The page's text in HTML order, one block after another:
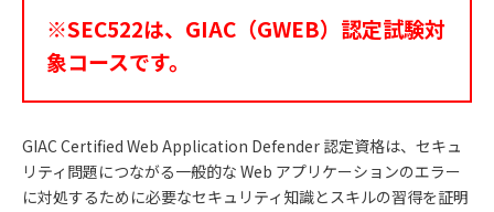
※SEC522は、GIAC（GWEB）認定試験対
象コースです。
GIAC Certified Web Application Defender 認定資格は、セキュ
リティ問題につながる一般的な Web アプリケーションのエラー
に対処するために必要なセキュリティ知識とスキルの習得を証明